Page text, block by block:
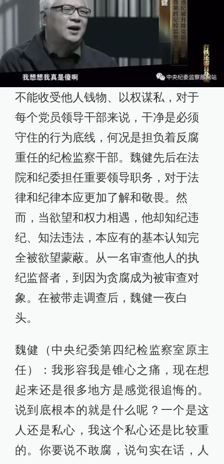
不能收受他人钱物、以权谋私，对于
每个党员领导干部来说，干净是必须
守住的行为底线，何况是担负着反腐
重任的纪检监察干部。魏健先后在法
院和纪委担任重要领导职务，对于法
律和纪律本应更加了解和敬畏。然
而，当欲望和权力相遇，他却知纪违
纪、知法违法，本应有的基本认知完
全被欲望蒙蔽。从一名审查他人的执
纪监督者，到因为贪腐成为被审查对
象。在被带走调查后，魏健一夜白
头。
魏健（中央纪委第四纪检监察室原主
任）：我形容我是锥心之痛，现在想
起来还是很多地方是感觉很追悔的。
说到底根本的就是什么呢？一个是这
人还是私心，我这个私心还是比较重
的。你要说不敢腐，说句实在话，人